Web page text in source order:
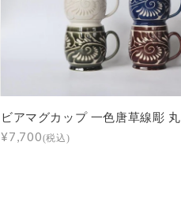
ビアマグカップ 一色唐草線彫 丸
¥7,700(税込)